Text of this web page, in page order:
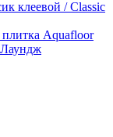
Aquafloor
Лаундж